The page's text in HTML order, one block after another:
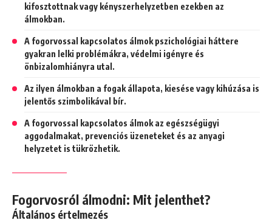
kifosztottnak vagy kényszerhelyzetben ezekben az
álmokban.
A fogorvossal kapcsolatos álmok pszichológiai háttere
gyakran lelki problémákra, védelmi igényre és
önbizalomhiányra utal.
Az ilyen álmokban a fogak állapota, kiesése vagy kihúzása is
jelentős szimbolikával bír.
A fogorvossal kapcsolatos álmok az egészségügyi
aggodalmakat, prevenciós üzeneteket és az anyagi
helyzetet is tükrözhetik.
Fogorvosról álmodni: Mit jelenthet?
Általános értelmezés